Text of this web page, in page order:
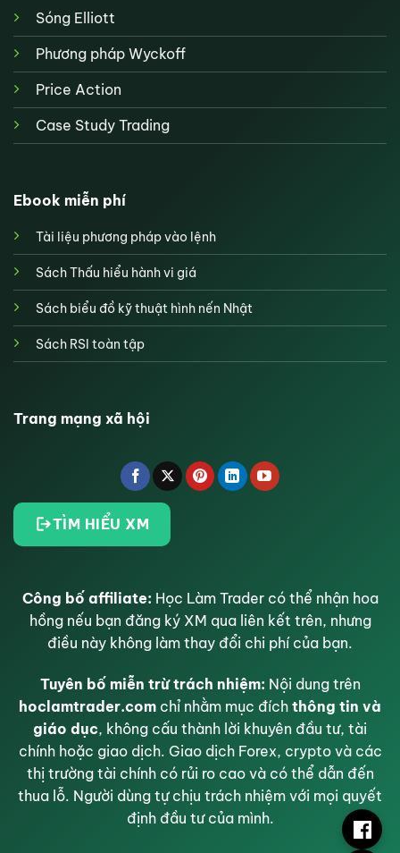
Sóng Elliott
Phương pháp Wyckoff
Price Action
Case Study Trading
Ebook miễn phí
Tài liệu phương pháp vào lệnh
Sách Thấu hiểu hành vi giá
Sách biểu đồ kỹ thuật hình nến Nhật
Sách RSI toàn tập
Trang mạng xã hội
TÌM HIỂU XM
Công bố affiliate: Học Làm Trader có thể nhận hoa
hồng nếu bạn đăng ký XM qua liên kết trên, nhưng
điều này không làm thay đổi chi phí của bạn.
Tuyên bố miễn trừ trách nhiệm: Nội dung trên
hoclamtrader.com chỉ nhằm mục đích thông tin và
giáo dục, không cấu thành lời khuyên đầu tư, tài
chính hoặc giao dịch. Giao dịch Forex, crypto và các
thị trường tài chính có rủi ro cao và có thể dẫn đến
thua lỗ. Người dùng tự chịu trách nhiệm với mọi quyết
định đầu tư của mình.